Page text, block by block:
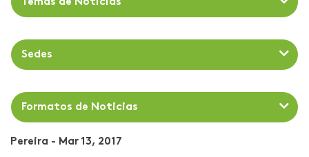
Sedes
Formatos de Noticias
Pereira - Mar 13, 2017